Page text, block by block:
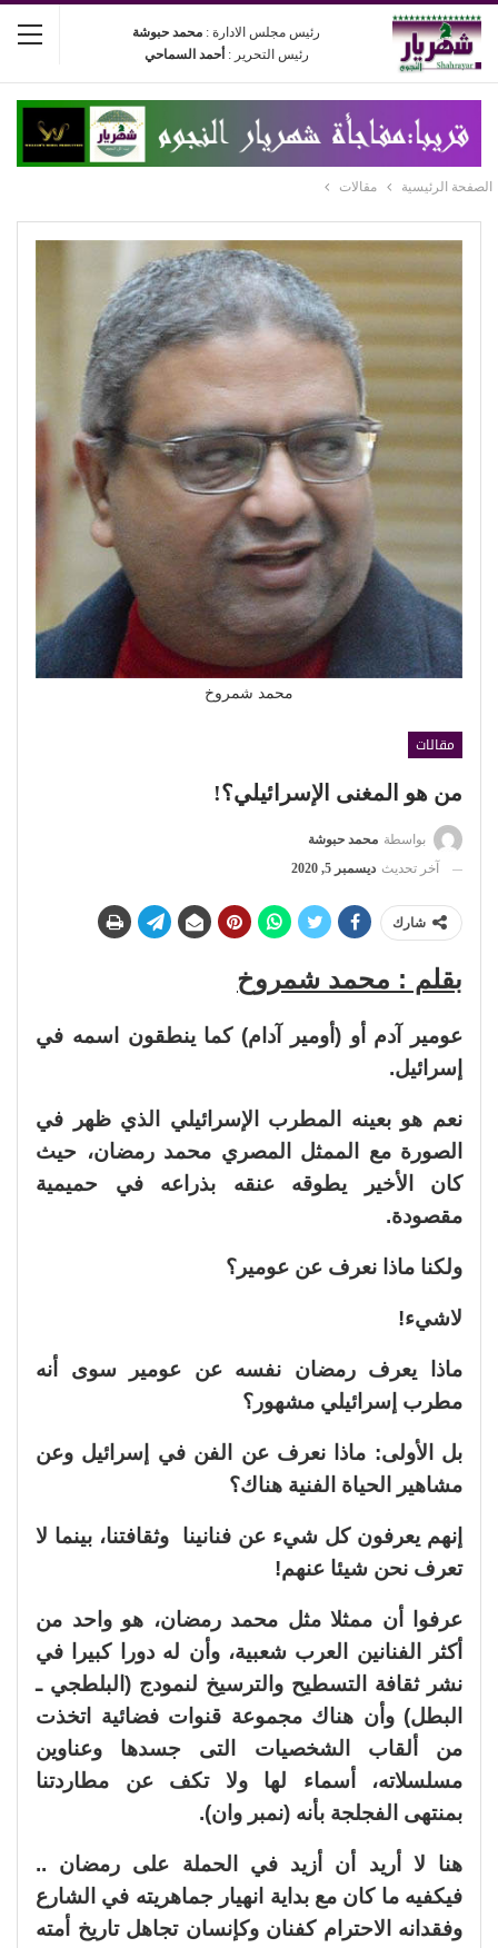
رئيس مجلس الادارة : محمد حبوشة
رئيس التحرير : أحمد السماحي
الصفحة الرئيسية مقالات
محمد شمروخ
مقالات
من هو المغنى الإسرائيلي؟!
بواسطة محمد حبوشة
آخر تحديث ديسمبر 5, 2020
شارك
بقلم : محمد شمروخ
عومير آدم أو (أومير آدام) كما ينطقون اسمه في
إسرائيل.
نعم هو بعينه المطرب الإسرائيلي الذي ظهر في
الصورة مع الممثل المصري محمد رمضان، حيث
كان الأخير يطوقه عنقه بذراعه في حميمية
مقصودة.
ولكنا ماذا نعرف عن عومير؟
لاشيء!
ماذا يعرف رمضان نفسه عن عومير سوى أنه
مطرب إسرائيلي مشهور؟
بل الأولى: ماذا نعرف عن الفن في إسرائيل وعن
مشاهير الحياة الفنية هناك؟
إنهم يعرفون كل شيء عن فنانينا وثقافتنا، بينما لا
تعرف نحن شيئا عنهم!
عرفوا أن ممثلا مثل محمد رمضان، هو واحد من
أكثر الفنانين العرب شعبية، وأن له دورا كبيرا في
نشر ثقافة التسطيح والترسيخ لنمودج (البلطجي ـ
البطل) وأن هناك مجموعة قنوات فضائية اتخذت
من ألقاب الشخصيات التى جسدها وعناوين
مسلسلاته، أسماء لها ولا تكف عن مطاردتنا
بمنتهى الفجلجة بأنه (نمبر وان).
هنا لا أريد أن أزيد في الحملة على رمضان ..
فيكفيه ما كان مع بداية انهيار جماهريته في الشارع
وفقدانه الاحترام كفنان وكإنسان تجاهل تاريخ أمته